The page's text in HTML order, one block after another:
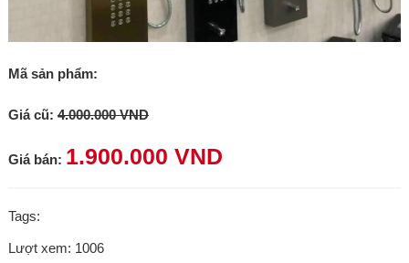
Mã sản phẩm:
Giá cũ: 4.000.000 VND
Giá bán: 1.900.000 VND
Tags:
Lượt xem: 1006